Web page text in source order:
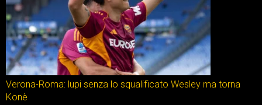
Verona-Roma: lupi senza lo squalificato Wesley ma torna
Konè